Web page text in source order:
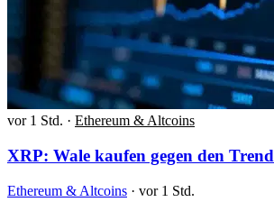
vor 1 Std. · Ethereum & Altcoins
XRP: Wale kaufen gegen den Trend
Ethereum & Altcoins · vor 1 Std.